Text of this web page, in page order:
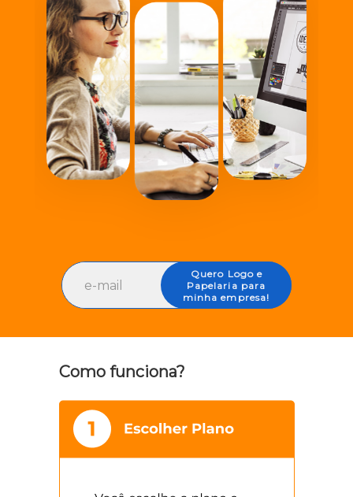
Quero Logo e
Papelaria para
minha empresa!
Como funciona?